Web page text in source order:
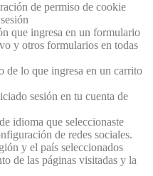
de permiso de cookie
que ingresa en un formulario
y otros formularios en todas
de lo que ingresa en un carrito
sesión en tu cuenta de
idioma que seleccionaste
de redes sociales.
y el país seleccionados
de las páginas visitadas y la